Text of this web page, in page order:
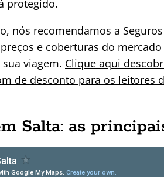
protegido.
nós recomendamos a
e coberturas do
viagem. Clique aqui
de desconto para os leitores
Salta: as